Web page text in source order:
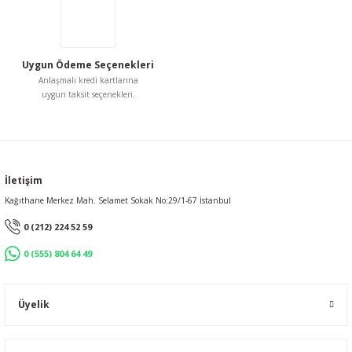
Uygun Ödeme Seçenekleri
Anlaşmalı kredi kartlarına
uygun taksit seçenekleri.
İletişim
Kağıthane Merkez Mah. Selamet Sokak No:29/1-67 İstanbul
0 (212) 224 52 59
0 (555) 804 64 49
Üyelik